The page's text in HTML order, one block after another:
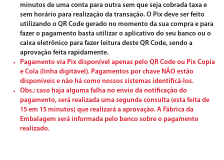
minutos de uma conta para outra sem que seja cobrada taxa e
sem horário para realização da transação. O Pix deve ser feito
utilizando o QR Code gerado no momento da sua compra e para
fazer o pagamento basta utilizar o aplicativo do seu banco ou o
caixa eletrônico para fazer leitura deste QR Code, sendo a
aprovação feita rapidamente.
Pagamento via Pix disponível apenas pelo QR Code ou Pix Copia
e Cola (linha digitável). Pagamentos por chave NÃO estão
disponíveis e não há como nossos sistemas identificá-los.
Obs.: caso haja alguma falha no envio da notificação do
pagamento, será realizada uma segunda consulta (esta feita de
15 em 15 minutos) que realizará a aprovação. A Fábrica da
Embalagem será informada pelo banco sobre o pagamento
realizado.